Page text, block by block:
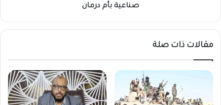
صناعية بأم درمان
مقالات ذات صلة